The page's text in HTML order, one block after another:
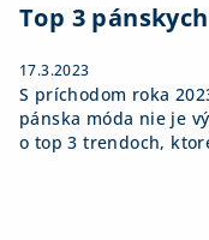
Top 3
17.3.2023
S príchodom roka
pánska móda nie je
o top 3 trendoch,